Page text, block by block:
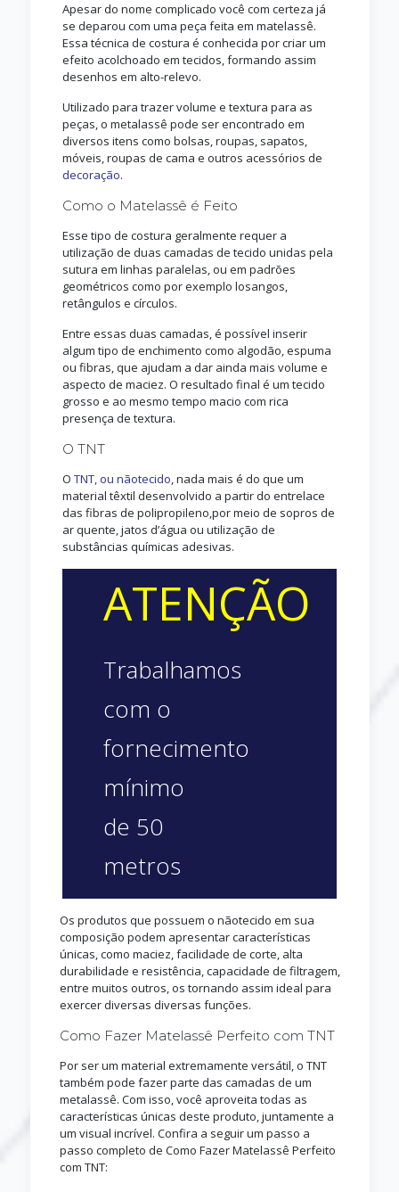
Apesar do nome complicado você com certeza já
se deparou com uma peça feita em matelassê.
Essa técnica de costura é conhecida por criar um
efeito acolchoado em tecidos, formando assim
desenhos em alto-relevo.
Utilizado para trazer volume e textura para as
peças, o metalassê pode ser encontrado em
diversos itens como bolsas, roupas, sapatos,
móveis, roupas de cama e outros acessórios de
decoração.
Como o Matelassê é Feito
Esse tipo de costura geralmente requer a
utilização de duas camadas de tecido unidas pela
sutura em linhas paralelas, ou em padrões
geométricos como por exemplo losangos,
retângulos e círculos.
Entre essas duas camadas, é possível inserir
algum tipo de enchimento como algodão, espuma
ou fibras, que ajudam a dar ainda mais volume e
aspecto de maciez. O resultado final é um tecido
grosso e ao mesmo tempo macio com rica
presença de textura.
O TNT
O TNT, ou nãotecido, nada mais é do que um
material têxtil desenvolvido a partir do entrelace
das fibras de polipropileno,por meio de sopros de
ar quente, jatos d’água ou utilização de
substâncias químicas adesivas.
ATENÇÃO
Trabalhamos
com o
fornecimento
mínimo
de 50
metros
Os produtos que possuem o nãotecido em sua
composição podem apresentar características
únicas, como maciez, facilidade de corte, alta
durabilidade e resistência, capacidade de filtragem,
entre muitos outros, os tornando assim ideal para
exercer diversas diversas funções.
Como Fazer Matelassê Perfeito com TNT
Por ser um material extremamente versátil, o TNT
também pode fazer parte das camadas de um
metalassê. Com isso, você aproveita todas as
características únicas deste produto, juntamente a
um visual incrível. Confira a seguir um passo a
passo completo de Como Fazer Matelassê Perfeito
com TNT: